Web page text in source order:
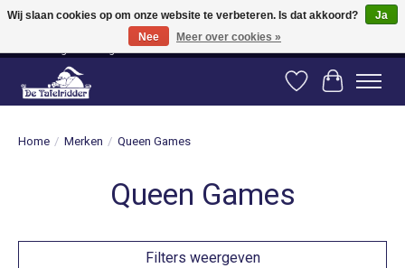
Vanaf 80 euro gratis verzending binnen Nederland! Vanaf 100 euro gratis
verzending naar België en Duitsland!
Verlanglijst
Home / Merken / Queen Games
Queen Games
Filters weergeven
Wij slaan cookies op om onze website te verbeteren. Is dat akkoord?
Ja
Nee
Meer over cookies »